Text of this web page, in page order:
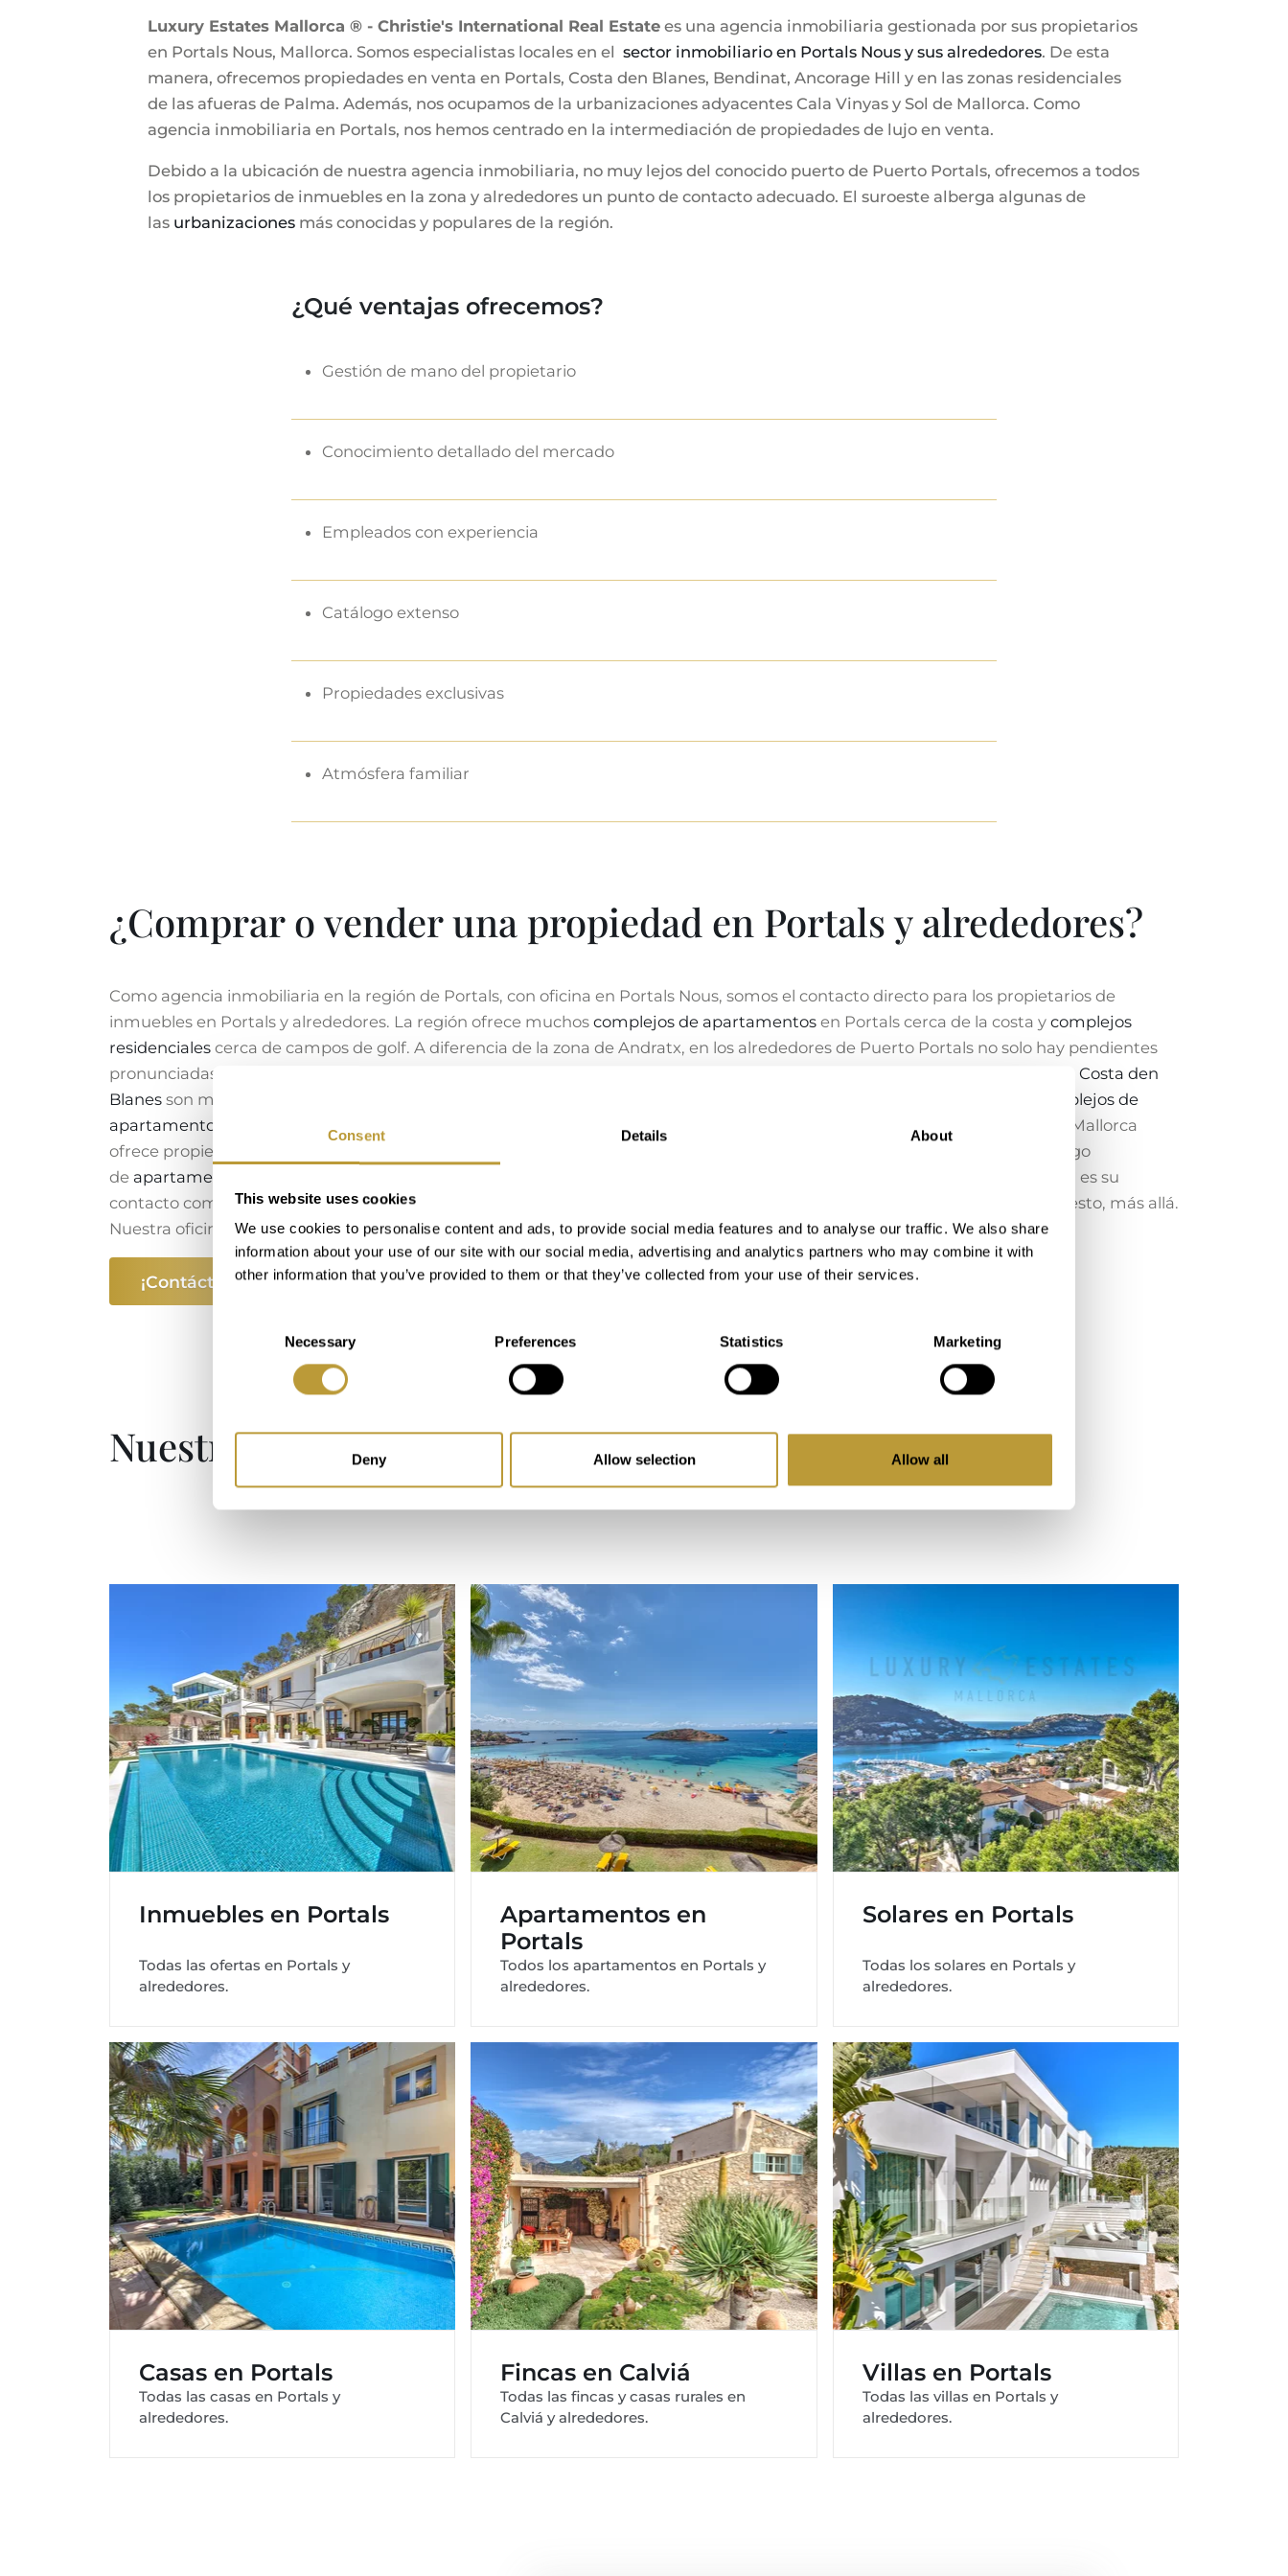
Consent Details About
This website uses cookies
We use cookies to personalise content and ads, to provide social media features and to analyse our traffic. We also share
information about your use of our site with our social media, advertising and analytics partners who may combine it with
other information that you’ve provided to them or that they’ve collected from your use of their services.
Necessary Preferences Statistics Marketing
Deny Allow selection Allow all
Luxury Estates Mallorca ® - Christie's International Real Estate es una agencia inmobiliaria gestionada por sus propietarios
en Portals Nous, Mallorca. Somos especialistas locales en el sector inmobiliario en Portals Nous y sus alrededores. De esta
manera, ofrecemos propiedades en venta en Portals, Costa den Blanes, Bendinat, Ancorage Hill y en las zonas residenciales
de las afueras de Palma. Además, nos ocupamos de la urbanizaciones adyacentes Cala Vinyas y Sol de Mallorca. Como
agencia inmobiliaria en Portals, nos hemos centrado en la intermediación de propiedades de lujo en venta.
Debido a la ubicación de nuestra agencia inmobiliaria, no muy lejos del conocido puerto de Puerto Portals, ofrecemos a todos
los propietarios de inmuebles en la zona y alrededores un punto de contacto adecuado. El suroeste alberga algunas de
las urbanizaciones más conocidas y populares de la región.
¿Qué ventajas ofrecemos?
Gestión de mano del propietario
Conocimiento detallado del mercado
Empleados con experiencia
Catálogo extenso
Propiedades exclusivas
Atmósfera familiar
¿Comprar o vender una propiedad en Portals y alrededores?
Como agencia inmobiliaria en la región de Portals, con oficina en Portals Nous, somos el contacto directo para los propietarios de
inmuebles en Portals y alrededores. La región ofrece muchos complejos de apartamentos en Portals cerca de la costa y complejos
residenciales cerca de campos de golf. A diferencia de la zona de Andratx, en los alrededores de Puerto Portals no solo hay pendientes
pronunciadas. Las
villas con vistas al mar en Costa den
Blanes son muy populares debido a su proximidad al puerto deportivo y la buena conexión con Palma. Además de los
complejos de
apartamentos
en primera línea de mar, los pisos en Bendinat también suelen ofrecer buenas vistas al mar. Luxury Estates Mallorca
ofrece propiedades en venta en Portals en todas las localidades y distritos. Por supuesto, disponemos de una amplio catálogo
de apartamentos en Portals
. Luxury Estates Mallorca es su
contacto competente como agencia inmobiliaria en Portals Nous. Le acompañamos hasta la cita con el notario y, por supuesto, más allá.
Nuestra oficina en Portals está siempre a su disposición para apoyarle en todas las áreas.
¡Contáctenos!
Nuestras oferta inmobiliaria en Portals y alrededores
Inmuebles en Portals
Todas las ofertas en Portals y
alrededores.
Apartamentos en
Portals
Todos los apartamentos en Portals y
alrededores.
Solares en Portals
Todas los solares en Portals y
alrededores.
Casas en Portals
Todas las casas en Portals y
alrededores.
Fincas en Calviá
Todas las fincas y casas rurales en
Calviá y alrededores.
Villas en Portals
Todas las villas en Portals y
alrededores.